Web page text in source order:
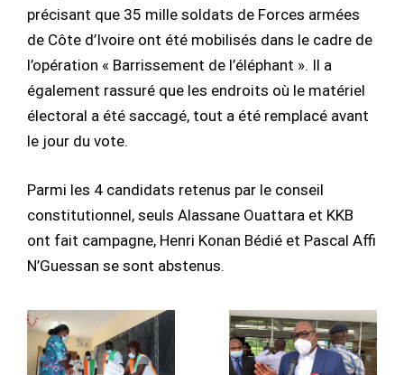
précisant que 35 mille soldats de Forces armées
de Côte d’Ivoire ont été mobilisés dans le cadre de
l’opération « Barrissement de l’éléphant ». Il a
également rassuré que les endroits où le matériel
électoral a été saccagé, tout a été remplacé avant
le jour du vote.
Parmi les 4 candidats retenus par le conseil
constitutionnel, seuls Alassane Ouattara et KKB
ont fait campagne, Henri Konan Bédié et Pascal Affi
N’Guessan se sont abstenus.